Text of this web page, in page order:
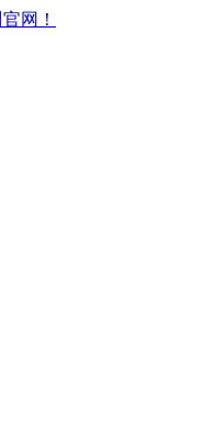
官网！